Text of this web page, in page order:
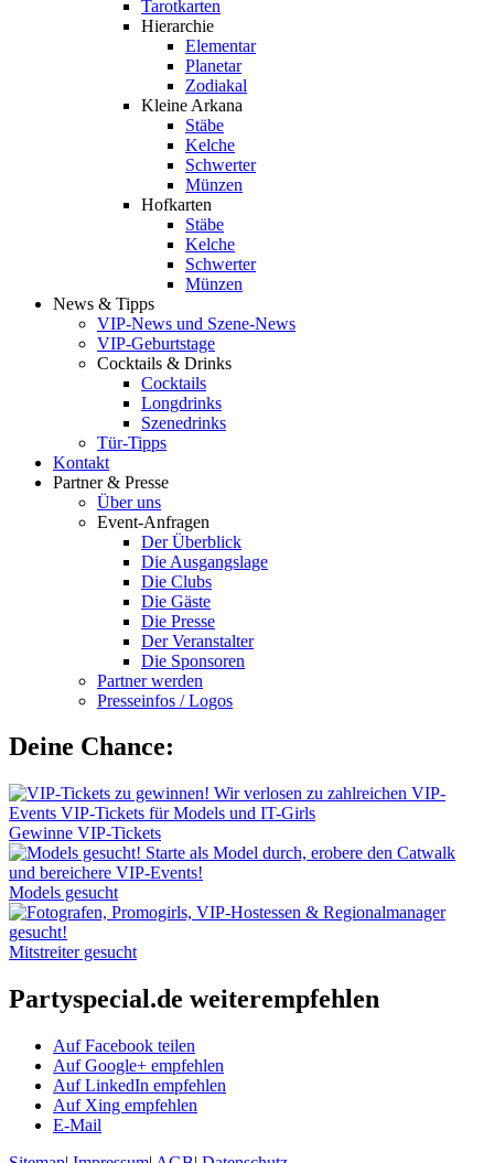
Tarotkarten
Hierarchie
Elementar
Planetar
Zodiakal
Kleine Arkana
Stäbe
Kelche
Schwerter
Münzen
Hofkarten
Stäbe
Kelche
Schwerter
Münzen
News & Tipps
VIP-News und Szene-News
VIP-Geburtstage
Cocktails & Drinks
Cocktails
Longdrinks
Szenedrinks
Tür-Tipps
Kontakt
Partner & Presse
Über uns
Event-Anfragen
Der Überblick
Die Ausgangslage
Die Clubs
Die Gäste
Die Presse
Der Veranstalter
Die Sponsoren
Partner werden
Presseinfos / Logos
Deine Chance:
Gewinne VIP-Tickets
Models gesucht
Mitstreiter gesucht
Partyspecial.de weiterempfehlen
Auf Facebook teilen
Auf Google+ empfehlen
Auf LinkedIn empfehlen
Auf Xing empfehlen
E-Mail